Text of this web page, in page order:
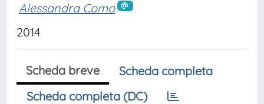
Alessandra Como
2014
Scheda breve
Scheda completa
Scheda completa (DC)